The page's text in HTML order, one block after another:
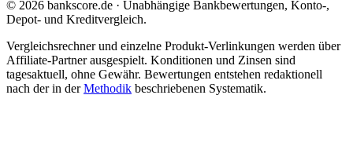
© 2026 bankscore.de · Unabhängige Bankbewertungen, Konto-,
Depot- und Kreditvergleich.
Vergleichsrechner und einzelne Produkt-Verlinkungen werden über
Affiliate-Partner ausgespielt. Konditionen und Zinsen sind
tagesaktuell, ohne Gewähr. Bewertungen entstehen redaktionell
nach der in derMethodik beschriebenen Systematik.